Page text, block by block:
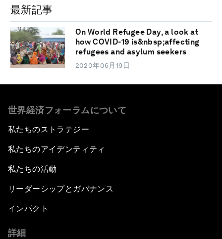
最新記事
On World Refugee Day, a look at
how COVID-19 is&nbsp;affecting
refugees and asylum seekers
2020年06月19日
世界経済フォーラムについて
私たちのストラテジー
私たちのアイデンティティ
私たちの活動
リーダーシップとガバナンス
インパクト
詳細